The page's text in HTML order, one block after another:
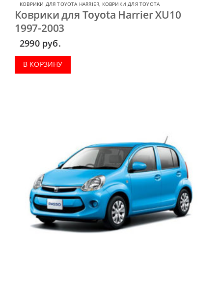
КОВРИКИ ДЛЯ TOYOTA HARRIER, КОВРИКИ ДЛЯ TOYOTA
Коврики для Toyota Harrier XU10
1997-2003
2990 руб.
В КОРЗИНУ